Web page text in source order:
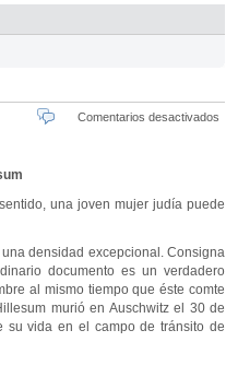
Comentarios desactivados
una joven mujer judía puede
densidad excepcional. Consigna
documento es un verdadero
al mismo tiempo que éste comte
murió en Auschwitz el 30 de
su vida en el campo de tránsito de